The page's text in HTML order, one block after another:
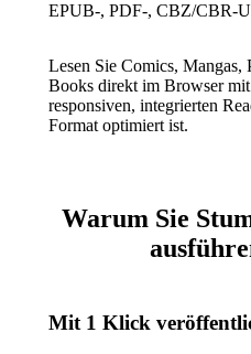
EPUB-, PDF-, CBZ/CBR-
Lesen Sie Comics, Mangas,
Books direkt im Browser
responsiven, integrierten
Format optimiert ist.
Warum Sie
Mit 1 Klick